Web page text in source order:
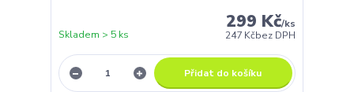
299 Kč/ks
247 Kčbez DPH
Skladem > 5 ks
Přidat do košíku